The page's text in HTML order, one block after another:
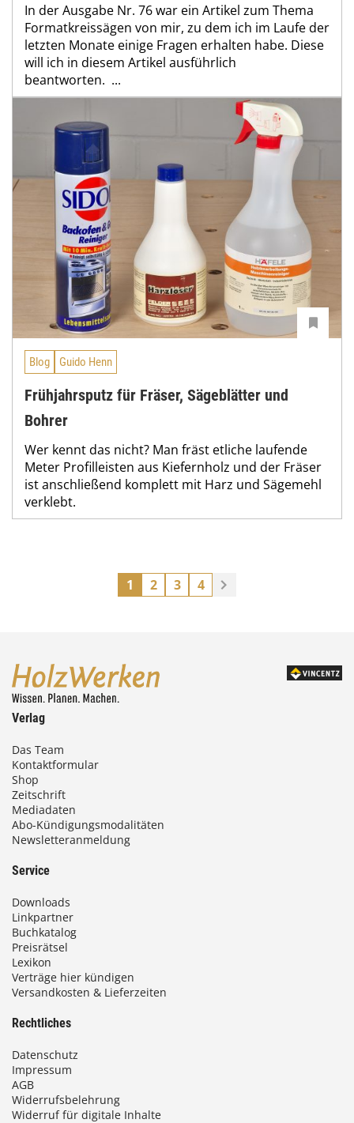
In der Ausgabe Nr. 76 war ein Artikel zum Thema
Formatkreissägen von mir, zu dem ich im Laufe der
letzten Monate einige Fragen erhalten habe. Diese
will ich in diesem Artikel ausführlich
beantworten. ...
Blog Guido Henn
Frühjahrsputz für Fräser, Sägeblätter und
Bohrer
Wer kennt das nicht? Man fräst etliche laufende
Meter Profilleisten aus Kiefernholz und der Fräser
ist anschließend komplett mit Harz und Sägemehl
verklebt.
1 2 3 4
Verlag
Das Team
Kontaktformular
Shop
Zeitschrift
Mediadaten
Abo-Kündigungsmodalitäten
Newsletteranmeldung
Service
Downloads
Linkpartner
Buchkatalog
Preisrätsel
Lexikon
Verträge hier kündigen
Versandkosten & Lieferzeiten
Rechtliches
Datenschutz
Impressum
AGB
Widerrufsbelehrung
Widerruf für digitale Inhalte